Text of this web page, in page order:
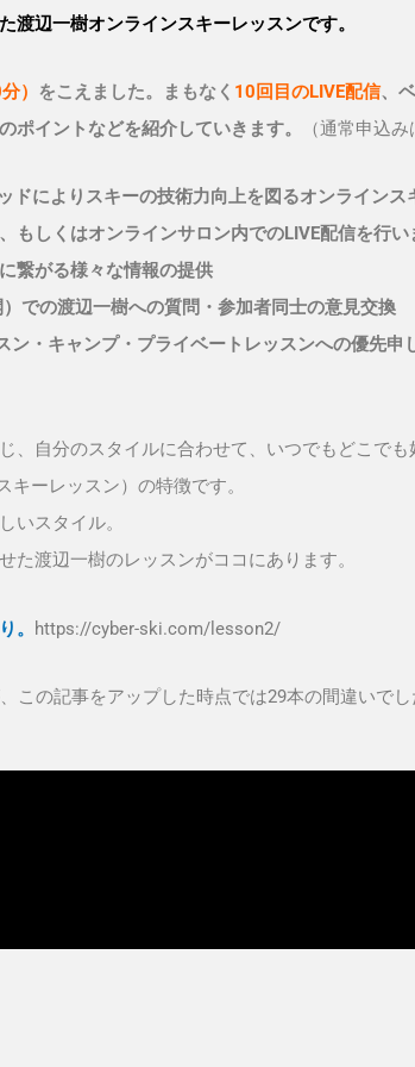
渡辺一樹オンラインスキーレッスンです。
） をこえました。まもなく 10回目のLIVE配信、
ポイントなどを紹介していきます。
（通常申込
ドによりスキーの技術力向上を図るオンラインス
もしくはオンラインサロン内でのLIVE配信を行い
繋がる様々な情報の提供
での渡辺一樹への質問・参加者同士の意見交換
ン・キャンプ・プライベートレッスンへの優先申
、自分のスタイルに合わせて、いつでもどこで
キーレッスン）の特徴です。
いスタイル。
た渡辺一樹のレッスンがココにあります。
。 https://cyber-ski.com/lesson2/
の記事をアップした時点では29本の間違いでし